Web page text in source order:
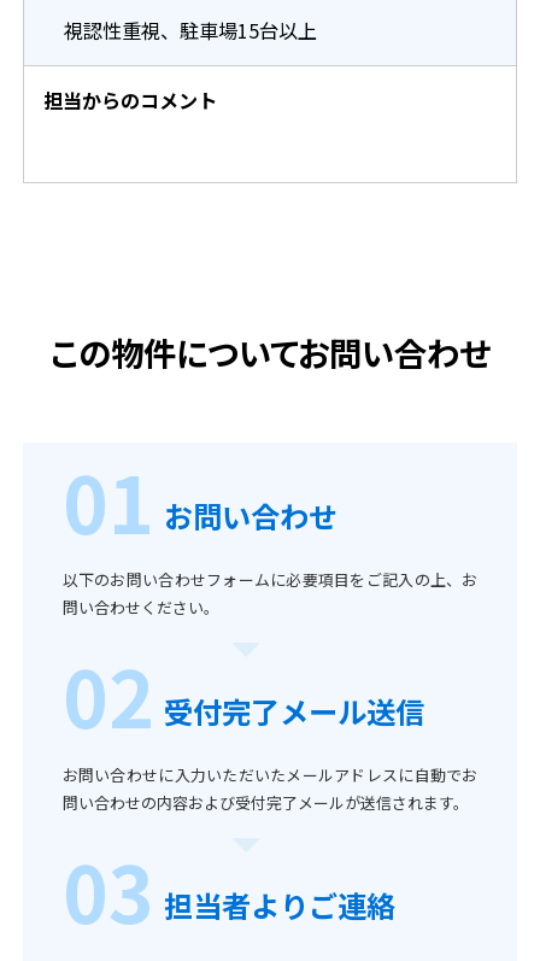
視認性重視、駐車場15台以上
担当からのコメント
この物件についてお問い合わせ
01 お問い合わせ
以下のお問い合わせフォームに必要項目をご記入の上、お
問い合わせください。
02 受付完了メール送信
お問い合わせに入力いただいたメールアドレスに自動でお
問い合わせの内容および受付完了メールが送信されます。
03 担当者よりご連絡